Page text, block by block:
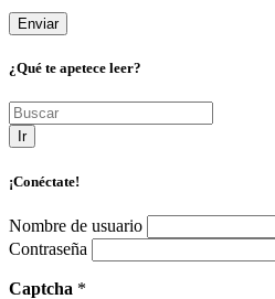
¿Qué te apetece leer?
Ir
¡Conéctate!
Nombre de usuario
Contraseña
Captcha *